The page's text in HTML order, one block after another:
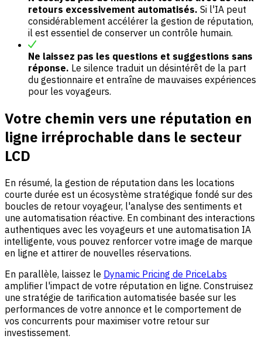
retours excessivement automatisés. Si l'IA peut
considérablement accélérer la gestion de réputation,
il est essentiel de conserver un contrôle humain.
Ne laissez pas les questions et suggestions sans
réponse. Le silence traduit un désintérêt de la part
du gestionnaire et entraîne de mauvaises expériences
pour les voyageurs.
Votre chemin vers une réputation en
ligne irréprochable dans le secteur
LCD
En résumé, la gestion de réputation dans les locations
courte durée est un écosystème stratégique fondé sur des
boucles de retour voyageur, l'analyse des sentiments et
une automatisation réactive. En combinant des interactions
authentiques avec les voyageurs et une automatisation IA
intelligente, vous pouvez renforcer votre image de marque
en ligne et attirer de nouvelles réservations.
En parallèle, laissez le Dynamic Pricing de PriceLabs
amplifier l'impact de votre réputation en ligne. Construisez
une stratégie de tarification automatisée basée sur les
performances de votre annonce et le comportement de
vos concurrents pour maximiser votre retour sur
investissement.